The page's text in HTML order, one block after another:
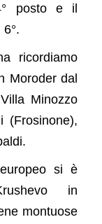
posto e il
ricordiamo
Moroder dal
Minozzo
(Frosinone),
si è
in
montuose